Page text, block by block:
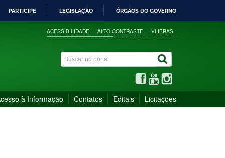
PARTICIPE LEGISLAÇÃO ÓRGÃOS DO GOVERNO
ACESSIBILIDADE ALTO CONTRASTE VLIBRAS
à Informação Contatos Editais Licitações